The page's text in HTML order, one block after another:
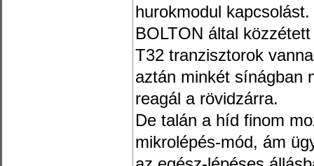
hurokmodul
BOLTON által
T32 tranzisztorok
aztán minkét sínágban
reagál a rövidzárra.
De talán a híd finom
mikrolépés-mód, ám